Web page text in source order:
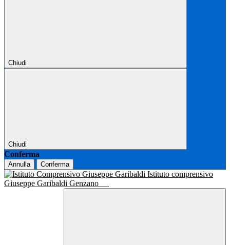
Chiudi
Chiudi
Conferma
Annulla Conferma
Istituto comprensivo
Giuseppe Garibaldi Genzano